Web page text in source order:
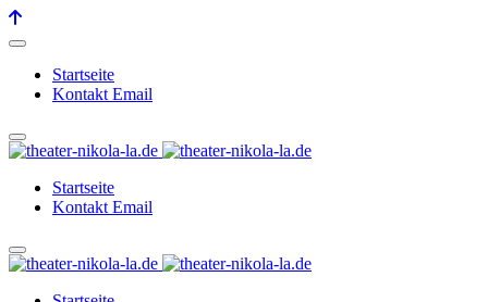
Startseite
Kontakt Email
Startseite
Kontakt Email